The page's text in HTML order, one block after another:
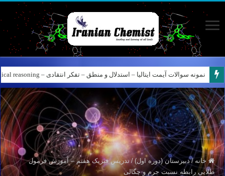
نمونه سوالات آیمت ایتالیا – استدلال و منطق – تفکر انتقادی – Logical reasoning – پارت ۸
خانه / دبیرستان (دوره اول) / تدریس فیزیک هفتم – آموزش فرمول
طلایی رابطه نسبت جرم و چگالی